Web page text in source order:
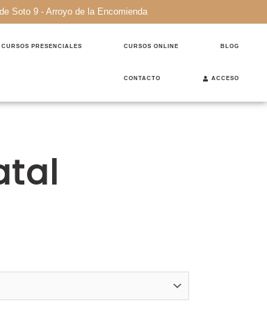
Soto 9 - Arroyo de la Encomienda
CURSOS PRESENCIALES CURSOS ONLINE BLOG
CONTACTO ACCESO